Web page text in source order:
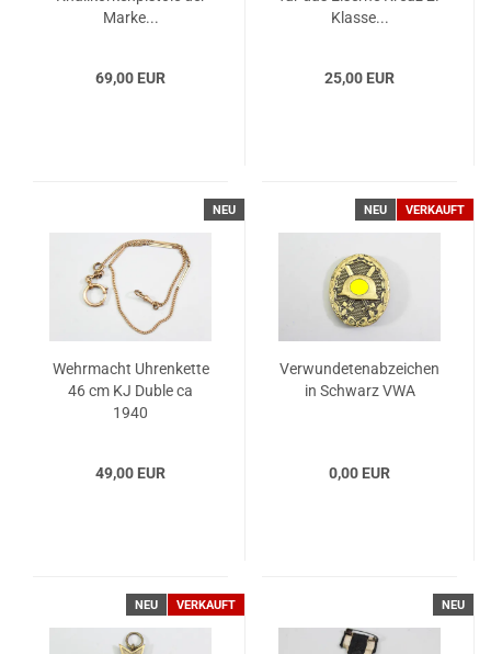
Marke...
69,00 EUR
Klasse...
25,00 EUR
NEU
Wehrmacht Uhrenkette
46 cm KJ Duble ca
1940
49,00 EUR
NEU VERKAUFT
Verwundetenabzeichen
in Schwarz VWA
0,00 EUR
NEU VERKAUFT NEU